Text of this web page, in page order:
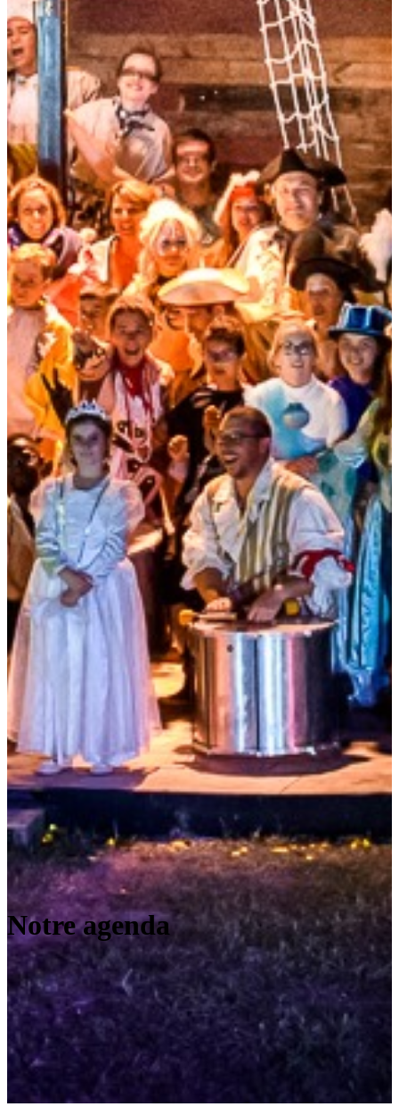
Notre agenda